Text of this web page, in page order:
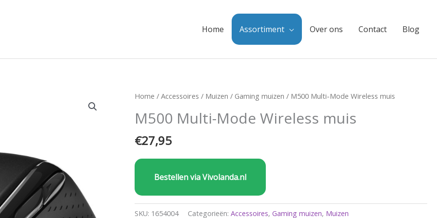
Home Assortiment Over ons Contact Blog
Home /Accessoires / Muizen / Gaming muizen / M500 Multi-Mode Wireless muis
M500 Multi-Mode Wireless muis
€27,95
Bestellen via Vivolanda.nl
SKU: 1654004 Categorieën:Accessoires,Gaming muizen, Muizen